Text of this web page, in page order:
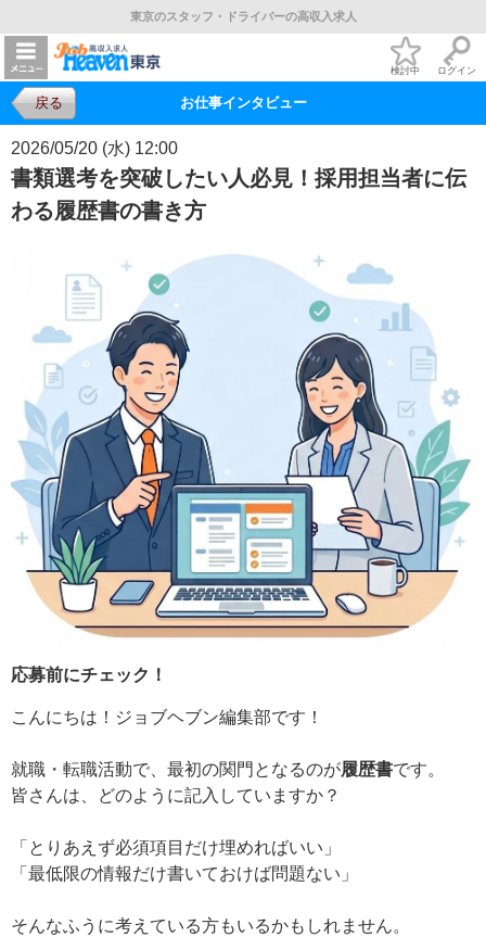
東京のスタッフ・ドライバーの高収入求人
検討中 ログイン
戻る お仕事インタビュー
2026/05/20 (水) 12:00
書類選考を突破したい人必見！採用担当者に伝
わる履歴書の書き方
応募前にチェック！
こんにちは！ジョブヘブン編集部です！
就職・転職活動で、最初の関門となるのが履歴書です。
皆さんは、どのように記入していますか？
「とりあえず必須項目だけ埋めればいい」
「最低限の情報だけ書いておけば問題ない」
そんなふうに考えている方もいるかもしれません。